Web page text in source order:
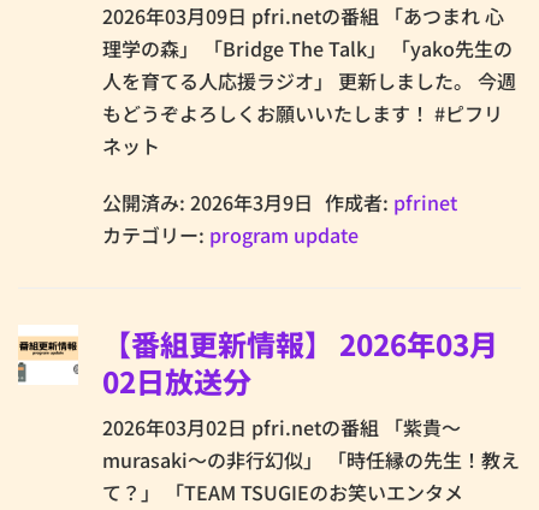
2026年03月09日 pfri.netの番組 「あつまれ 心
理学の森」 「Bridge The Talk」 「yako先生の
人を育てる人応援ラジオ」 更新しました。 今週
もどうぞよろしくお願いいたします！ #ピフリ
ネット
公開済み: 2026年3月9日 作成者: pfrinet
カテゴリー: program update
【番組更新情報】 2026年03月
02日放送分
2026年03月02日 pfri.netの番組 「紫貴～
murasaki～の非行幻似」 「時任縁の先生！教え
て？」 「TEAM TSUGIEのお笑いエンタメ